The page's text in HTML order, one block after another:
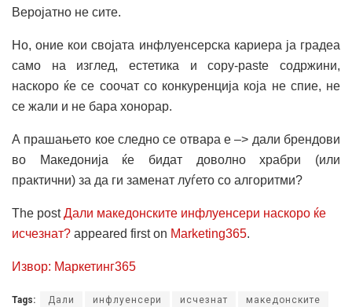
Веројатно не сите.
Но, оние кои својата инфлуенсерска кариера ја градеа
само на изглед, естетика и copy-paste содржини,
наскоро ќе се соочат со конкуренција која не спие, не
се жали и не бара хонорар.
А прашањето кое следно се отвара е –> дали брендови
во Македонија ќе бидат доволно храбри (или
практични) за да ги заменат луѓето со алгоритми?
The postДали македонските инфлуенсери наскоро ќе
исчезнат? appeared first on Marketing365.
Извор: Маркетинг365
Tags: Дали инфлуенсери исчезнат македонските